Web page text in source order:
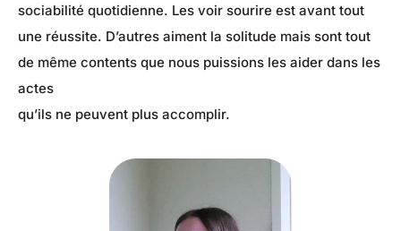
sociabilité quotidienne. Les voir sourire est avant tout
une réussite. D’autres aiment la solitude mais sont tout
de même contents que nous puissions les aider dans les
actes
qu’ils ne peuvent plus accomplir.